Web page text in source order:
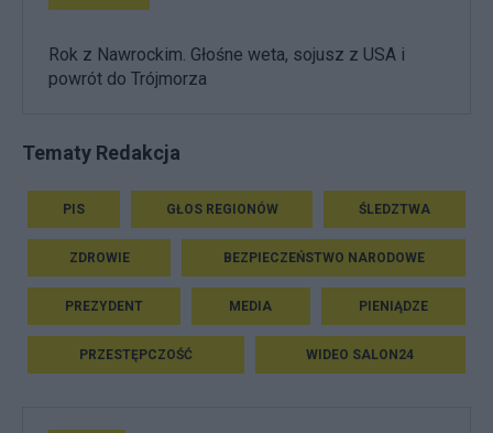
Rok z Nawrockim. Głośne weta, sojusz z USA i
powrót do Trójmorza
Tematy Redakcja
PIS GŁOS REGIONÓW ŚLEDZTWA
ZDROWIE BEZPIECZEŃSTWO NARODOWE
PREZYDENT MEDIA PIENIĄDZE
PRZESTĘPCZOŚĆ WIDEO SALON24